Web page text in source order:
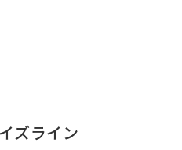
ズライン